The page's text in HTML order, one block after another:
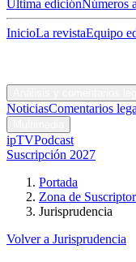
Última ediciónNúmeros
InicioLa revistaEquipo
NoticiasComentarios
ipTVPodcast
Suscripción 2027
Portada
Zona de
Jurisprudencia
Volver a Jurisprudencia